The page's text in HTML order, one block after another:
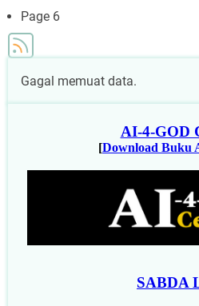
page
Page 6
Gagal memuat data.